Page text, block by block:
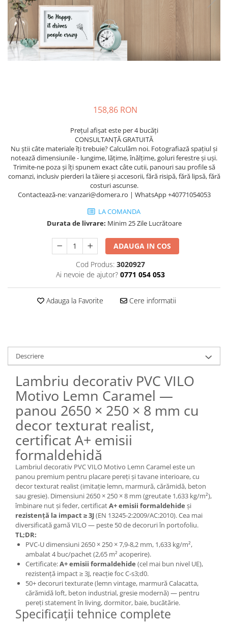
158,86 RON
Prețul afișat este per 4 bucăți
CONSULTANȚĂ GRATUITĂ
Nu știi câte materiale îți trebuie? Calculăm noi. Fotografiază spațiul și
notează dimensiunile - lungime, lățime, înălțime, goluri ferestre și uși.
Trimite-ne poza și îți spunem exact câte cutii, panouri sau profile să
comanzi, inclusiv pierderi la tăiere și accesorii, fără risipă, fără lipsă, fără
costuri ascunse.
Contactează-ne: vanzari@domera.ro | WhatsApp +40771054053
LA COMANDA
Durata de livrare: Minim 25 Zile Lucrătoare
ADAUGA IN COS
Cod Produs: 3020927
Ai nevoie de ajutor? 0771 054 053
Adauga la Favorite Cere informatii
Descriere
Lambriu decorativ PVC VILO
Motivo Lemn Caramel —
panou 2650 × 250 × 8 mm cu
decor texturat realist,
certificat A+ emisii
formaldehidă
Lambriul decorativ PVC VILO Motivo Lemn Caramel este un
panou premium pentru placare pereți și tavane interioare, cu
decor texturat realist (imitație lemn, marmură, cărămidă, beton
sau gresie). Dimensiuni 2650 × 250 × 8 mm (greutate 1,633 kg/m²),
îmbinare nut și feder, certificatA+ emisii formaldehide și
rezistență la impact ≥ 3J (EN 13245-2:2009/AC:2010). Cea mai
diversificată gamă VILO — peste 50 de decoruri în portofoliu.
TL;DR:
PVC-U dimensiuni 2650 × 250 × 7,9-8,2 mm, 1,633 kg/m²,
ambalat 4 buc/pachet (2,65 m² acoperire).
Certificate:A+ emisii formaldehide (cel mai bun nivel UE),
rezistență impact ≥ 3J, reacție foc C-s3;d0.
50+ decoruri texturate (lemn vintage, marmură Calacatta,
cărămidă loft, beton industrial, gresie modernă) — pentru
pereți statement în living, dormitor, baie, bucătărie.
Specificații tehnice complete